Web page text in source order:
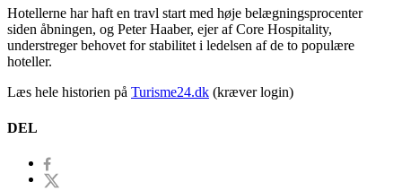
Hotellerne har haft en travl start med høje belægningsprocenter
siden åbningen, og Peter Haaber, ejer af Core Hospitality,
understreger behovet for stabilitet i ledelsen af de to populære
hoteller.
Læs hele historien på Turisme24.dk (kræver login)
DEL